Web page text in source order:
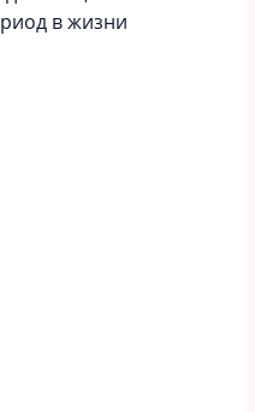
в жизни